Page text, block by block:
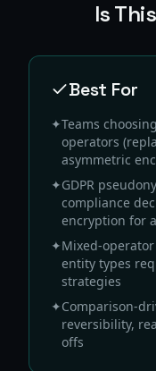
Is
Best For
✦Teams
operators
asymmetric
✦GDPR
compliance
encryption for
✦Mixed-
entity types
strategies
✦Comparison-
reversibility,
offs